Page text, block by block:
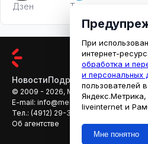
Дзен Телеграм
НовостиПодробностиАфиша
© 2009 - 2026, МЕДИАРЯЗАНЬ
E-mail: info@mediaryazan.ru
Тел.: (4912) 29-33-66
Об агентстве
При
интернет-
обработка и
и персональных
пользователей
Яндекс.Метрика,
liveinternet и
Мне понятно